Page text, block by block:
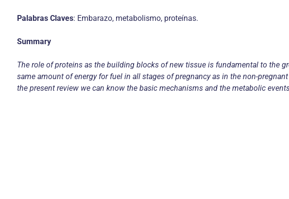
Palabras Claves: Embarazo, metabolismo, proteínas.
Summary
The role of proteins as the building blocks of new tissue is fundamental to the
same amount of energy for fuel in all stages of pregnancy as in the non-
the present review we can know the basic mechanisms and the metabolic